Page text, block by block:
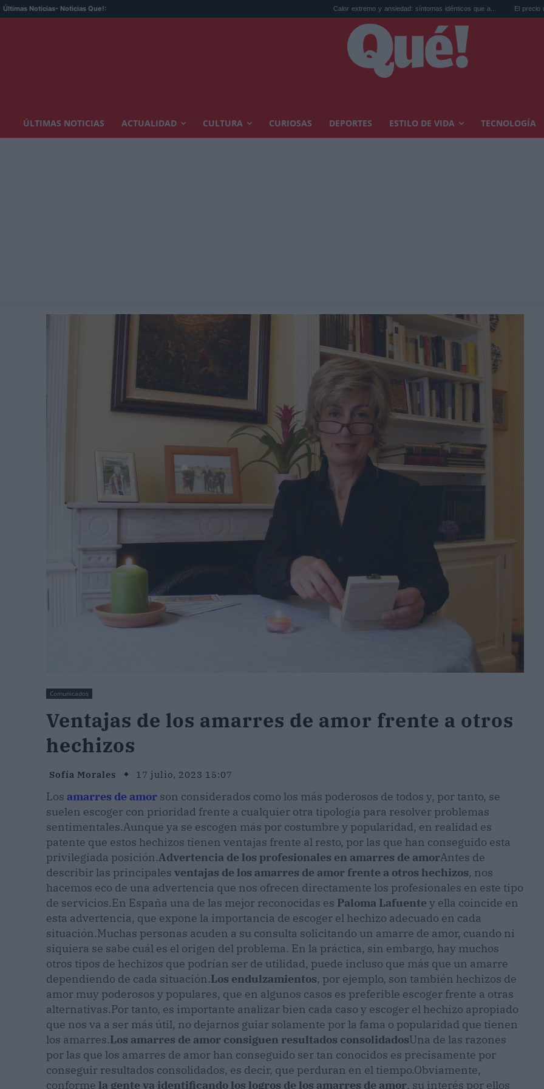
Últimas Noticias- Noticias Que!: Calor extremo y ansiedad: síntomas idénticos que a... El precio de la vivienda en
ÚLTIMAS NOTICIAS ACTUALIDAD CULTURA CURIOSAS DEPORTES ESTILO DE VIDA TECNOLOGÍA
Comunicados
Ventajas de los amarres de amor frente a otros
hechizos
Sofía Morales 17 julio, 2023 15:07
Los amarres de amor son considerados como los más poderosos de todos y, por tanto, se
suelen escoger con prioridad frente a cualquier otra tipología para resolver problemas
sentimentales.Aunque ya se escogen más por costumbre y popularidad, en realidad es
patente que estos hechizos tienen ventajas frente al resto, por las que han conseguido esta
privilegiada posición.Advertencia de los profesionales en amarres de amorAntes de
describir las principales ventajas de los amarres de amor frente a otros hechizos, nos
hacemos eco de una advertencia que nos ofrecen directamente los profesionales en este tipo
de servicios.En España una de las mejor reconocidas es Paloma Lafuentey ella coincide en
esta advertencia, que expone la importancia de escoger el hechizo adecuado en cada
situación.Muchas personas acuden a su consulta solicitando un amarre de amor, cuando ni
siquiera se sabe cuál es el origen del problema. En la práctica, sin embargo, hay muchos
otros tipos de hechizos que podrían ser de utilidad, puede incluso que más que un amarre
dependiendo de cada situación.Los endulzamientos, por ejemplo, son también hechizos de
amor muy poderosos y populares, que en algunos casos es preferible escoger frente a otras
alternativas.Por tanto, es importante analizar bien cada caso y escoger el hechizo apropiado
que nos va a ser más útil, no dejarnos guiar solamente por la fama o popularidad que tienen
los amarres.Los amarres de amor consiguen resultados consolidadosUna de las razones
por las que los amarres de amor han conseguido ser tan conocidos es precisamente por
conseguir resultados consolidados, es decir, que perduran en el tiempo.Obviamente,
conforme la gente va identificando los logros de los amarres de amor, su interés por ellos